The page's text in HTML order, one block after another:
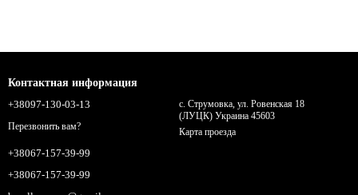
Контактная информация
+38097-130-03-13
Перезвонить вам?
+38067-157-39-99
+38067-157-39-99
с. Струмовка, ул. Ровенская 18
(ЛУЦК) Украина 45603
Карта проезда